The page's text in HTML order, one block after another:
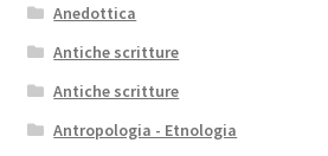
Anedottica
Antiche scritture
Antiche scritture
Antropologia - Etnologia